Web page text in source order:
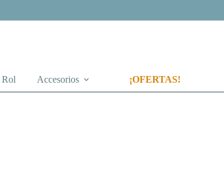
Rol Accesorios ¡OFERTAS!